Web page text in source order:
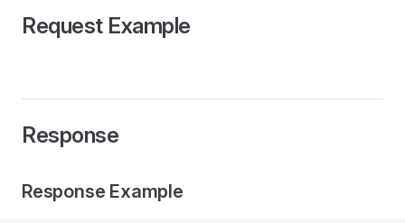
Request Example
Response
Response Example